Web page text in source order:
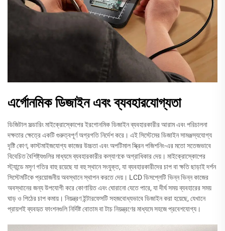
এর্গোনমিক ডিজাইন এবং ব্যবহারযোগ্যতা
ডিজিটাল সল্ডারিং মাইক্রোস্কোপের ইরগোনমিক ডিজাইন ব্যবহারকারীর আরাম এবং পরিচালনা
দক্ষতার ক্ষেত্রে একটি গুরুত্বপূর্ণ অগ্রগতি নির্দেশ করে। এই সিস্টেমের ডিজাইন সামঞ্জস্যযোগ্য
দৃষ্টি কোণ, কাস্টমাইজযোগ্য কাজের উচ্চতা এবং অপটিমাল স্ক্রিন পজিশনিং-এর মতো সতেজভাবে
বিবেচিত বৈশিষ্ট্যগুলির মাধ্যমে ব্যবহারকারীর কল্যাণকে অগ্রাধিকার দেয়। মাইক্রোস্কোপের
স্ট্যান্ডে মসৃণ গতির বাহু রয়েছে যা বহু স্থানে সংযুক্ত, যা ব্যবহারকারীদের চাপ বা ক্ষতি ছাড়াই দর্শন
সিস্টেমটিকে প্রয়োজনীয় অবস্থানে স্থাপন করতে দেয়। LCD ডিসপ্লেটি ভিন্ন ভিন্ন কাজের
অবস্থানের জন্য উপযোগী করে কোণায়িত এবং ঘোরানো যেতে পারে, যা দীর্ঘ সময় ব্যবহারের সময়
ঘাড় ও পিঠের চাপ কমায়। নিয়ন্ত্রণ ইন্টারফেসটি সহজবোধ্যভাবে ডিজাইন করা হয়েছে, যেখানে
প্রায়শই ব্যবহৃত ফাংশনগুলি নির্দিষ্ট বোতাম বা টাচ নিয়ন্ত্রণের মাধ্যমে সহজে প্রবেশযোগ্য।